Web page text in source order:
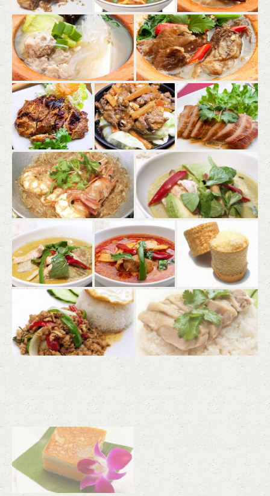
東京都港区南青山５-1-25北村ビルＢ1
https://tinun-aoyama.owst.jp/gallery
お店情報をコピー
閉じる